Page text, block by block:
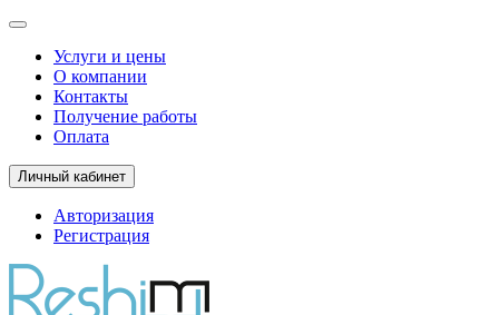
Услуги и цены
О компании
Контакты
Получение работы
Оплата
Личный кабинет
Авторизация
Регистрация